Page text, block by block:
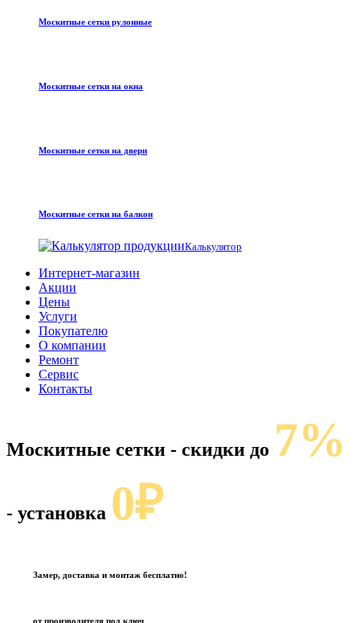
Москитные сетки рулонные
Москитные сетки на окна
Москитные сетки на двери
Москитные сетки на балкон
Калькулятор
Интернет-магазин
Акции
Цены
Услуги
Покупателю
О компании
Ремонт
Сервис
Контакты
Москитные сетки - скидки до 7%
- установка 0₽
Замер, доставка и монтаж бесплатно!
от производителя под ключ